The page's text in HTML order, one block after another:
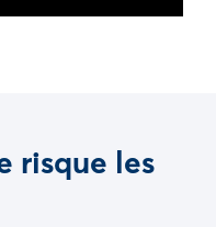
risque les